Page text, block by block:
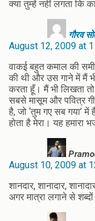
क्या तुम्हें नहीं लगता कि
गौरव
August 12, 2009 at
वाकई बहुत कमाल की
की थी और उस गाने में मैं
करता हूँ। मैं भी लिखता
सबसे मासूम और पवित्र
है, जो ‘तुम गए सब गया’
होता है मेरा। यह हमारा
August 10, 2009 at
शानदार, शानादार,
अगर मात्रा लगाने से